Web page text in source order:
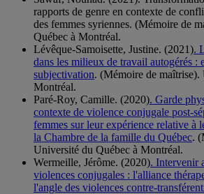
rapports de genre en contexte de
des femmes syriennes. (Mémoire de
Québec à Montréal.
Lévêque-Samoisette, Justine. (2021).
dans les milieux de travail autogérés :
subjectivation. (Mémoire de maîtrise).
Montréal.
Paré-Roy, Camille. (2020). Garde
contexte de violence conjugale post-
femmes sur leur expérience relative à
la Chambre de la famille du Québec.
Université du Québec à Montréal.
Wermeille, Jérôme. (2020). Intervenir
violences conjugales : l'alliance
l'angle des violences contre-